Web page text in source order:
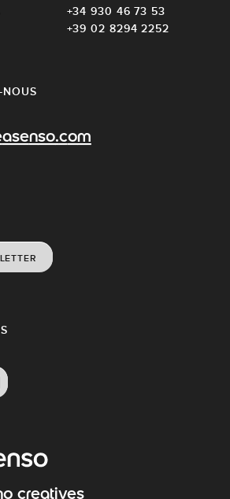
NOUS
+34 930 46 73 53
+39 02 8294 2252
creatives